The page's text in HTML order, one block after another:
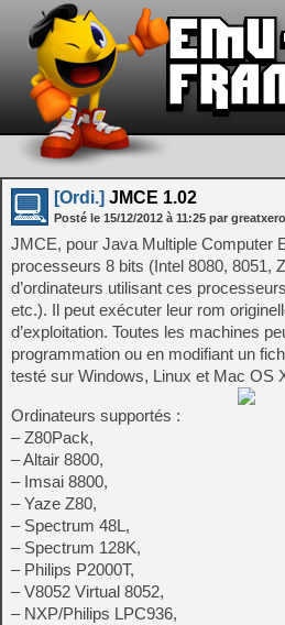
[Ordi.] JMCE 1.02
Posté le 15/12/2012 à 11:25 par
JMCE, pour Java Multiple Computer
processeurs 8 bits (Intel 8080, 8051,
d’ordinateurs utilisant ces
etc.). Il peut exécuter leur rom
d’exploitation. Toutes les machines
programmation ou en modifiant un
testé sur Windows, Linux et Mac OS
Ordinateurs supportés :
– Z80Pack,
– Altair 8800,
– Imsai 8800,
– Yaze Z80,
– Spectrum 48L,
– Spectrum 128K,
– Philips P2000T,
– V8052 Virtual 8052,
– NXP/Philips LPC936,